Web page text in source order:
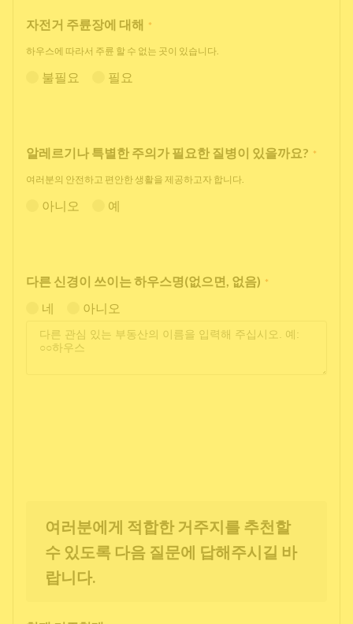
자전거 주륜장에 대해 *
하우스에 따라서 주륜 할 수 없는 곳이 있습니다.
불필요 필요
알레르기나 특별한 주의가 필요한 질병이 있을까요? *
여러분의 안전하고 편안한 생활을 제공하고자 합니다.
아니오 예
다른 신경이 쓰이는 하우스명(없으면, 없음) *
네 아니오
여러분에게 적합한 거주지를 추천할
수 있도록 다음 질문에 답해주시길 바
랍니다.